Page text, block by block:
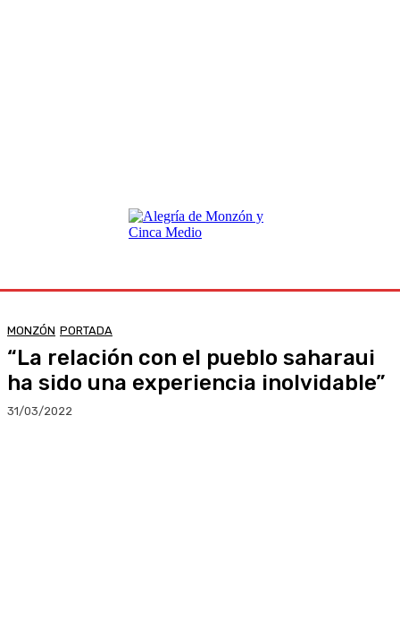
MONZÓN PORTADA
“La relación con el pueblo saharaui
ha sido una experiencia inolvidable”
31/03/2022